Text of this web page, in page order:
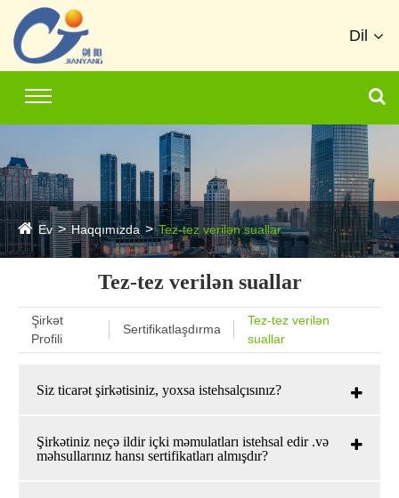
Dil
Ev Haqqımızda Tez-tez verilən suallar
Tez-tez verilən suallar
Şirkət
Profili
Sertifikatlaşdırma
Tez-tez verilən
suallar
Siz ticarət şirkətisiniz, yoxsa istehsalçısınız?
Şirkətiniz neçə ildir içki məmulatları istehsal edir .və
məhsullarınız hansı sertifikatları almışdır?